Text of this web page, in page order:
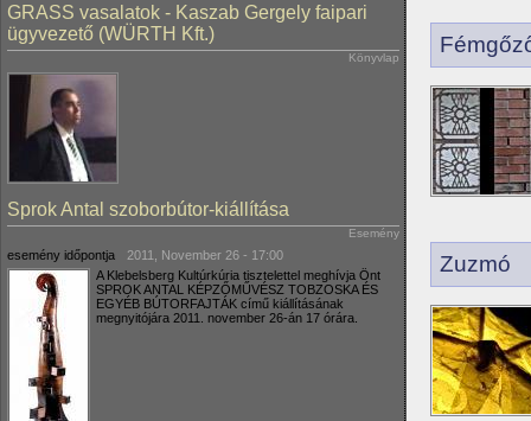
GRASS vasalatok - Kaszab Gergely faipari
ügyvezető (WÜRTH Kft.)
Könyvlap
Sprok Antal szoborbútor-kiállítása
Esemény
esemény időpontja
2011, November 26 - 17:00
A Klebelsberg Kultúrkúria tisztelettel meghívja Önt
SPROK ANTAL KÉPZŐMŰVÉSZ TOBZOSKA ÉS
EGYÉB BÚTORFAJTÁK című kiállításának
megnyitójára 2011. november 26-án 17 órára.
Zuzmó